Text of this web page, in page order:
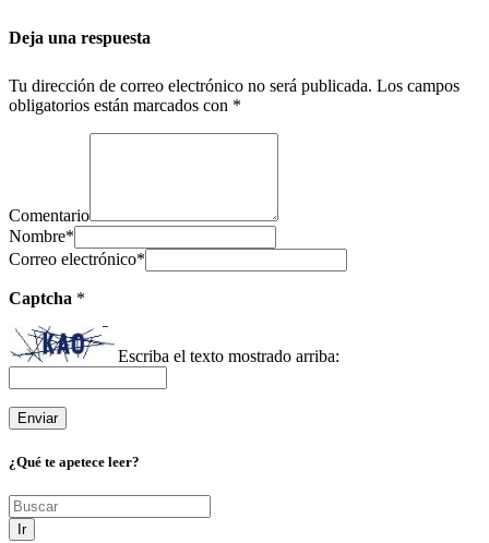
Deja una respuesta
Tu dirección de correo electrónico no será publicada. Los campos
obligatorios están marcados con *
Comentario
Nombre*
Correo electrónico*
Captcha *
Escriba el texto mostrado arriba:
¿Qué te apetece leer?
Ir